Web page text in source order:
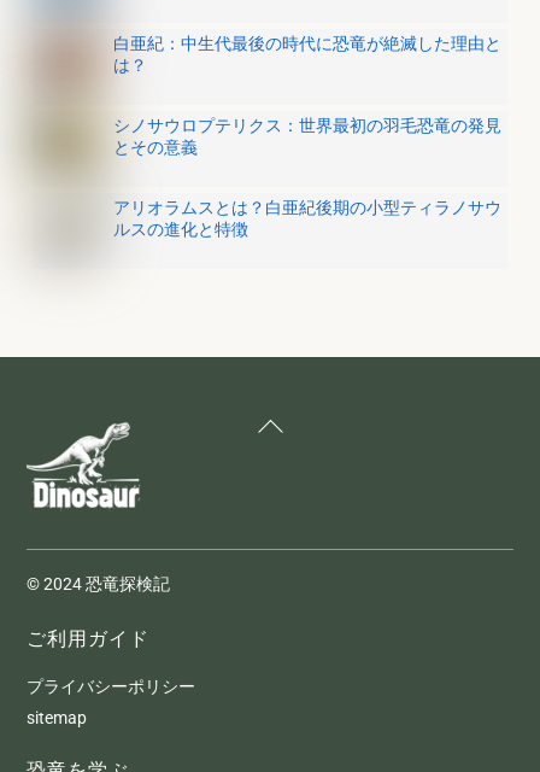
白亜紀：中生代最後の時代に恐竜が絶滅した理由と
は？
シノサウロプテリクス：世界最初の羽毛恐竜の発見
とその意義
アリオラムスとは？白亜紀後期の小型ティラノサウ
ルスの進化と特徴
To
© 2024 恐竜探検記
ご利用ガイド
プライバシーポリシー
sitemap